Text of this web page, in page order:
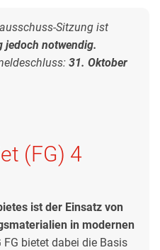
Sitzung ist
jedoch notwendig.
31. Oktober
(FG) 4
ist der Einsatz von
in modernen
FG bietet dabei die Basis